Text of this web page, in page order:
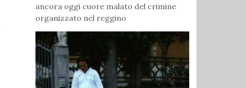
ancora oggi cuore malato del crimine
organizzato nel reggino